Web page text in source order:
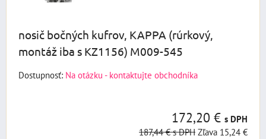
nosič bočných kufrov, KAPPA (rúrkový,
montáž iba s KZ1156) M009-545
Dostupnosť: Na otázku - kontaktujte obchodníka
172,20 € s DPH
187,44 €s DPH Zľava 15,24 €